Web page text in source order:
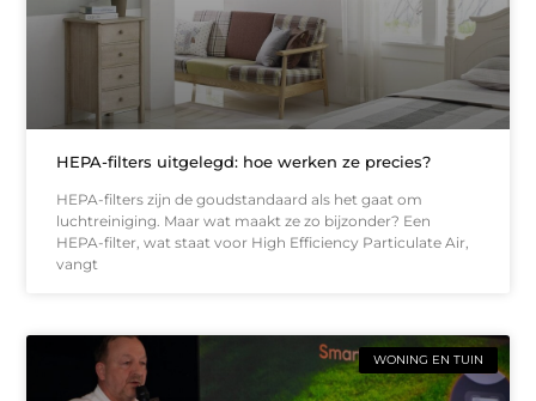
HEPA-filters uitgelegd: hoe werken ze precies?
HEPA-filters zijn de goudstandaard als het gaat om
luchtreiniging. Maar wat maakt ze zo bijzonder? Een
HEPA-filter, wat staat voor High Efficiency Particulate Air,
vangt
WONING EN TUIN